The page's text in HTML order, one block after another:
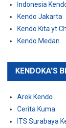
Indonesia
Kendo Jakarta
Kendo Kita yt
Kendo Medan
KENDOKA'S
Arek Kendo
Cerita Kuma
ITS Surabaya